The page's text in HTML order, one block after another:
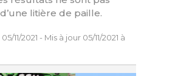
litière de paille.
11/2021 - Mis à jour 05/11/2021 à